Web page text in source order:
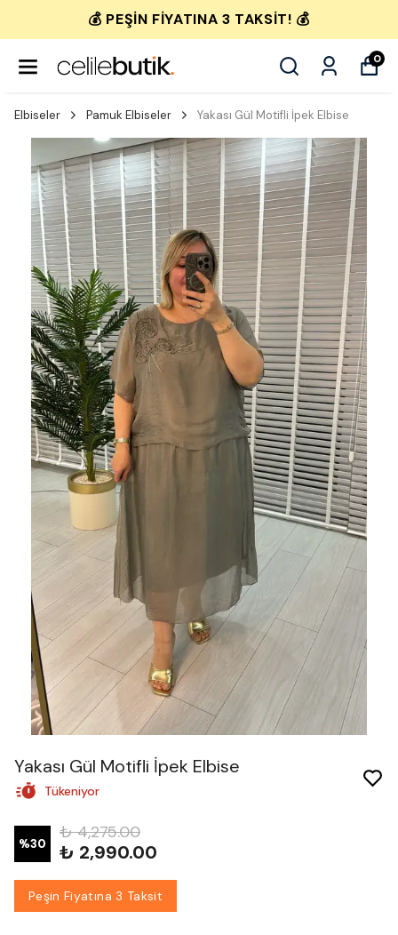
💰 PEŞIN FIYATINA 3 TAKSIT! 💰
0
Elbiseler Pamuk Elbiseler Yakası Gül Motifli İpek Elbise
Yakası Gül Motifli İpek Elbise
Tükeniyor
%30
₺ 4,275.00
₺ 2,990.00
Peşin Fiyatına 3 Taksit